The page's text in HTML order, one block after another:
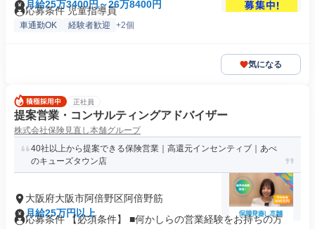
月給25万3400円～26万8400円
応募条件 児童指導員
車通勤OK 経験者歓迎 +2個
気になる
正社員
提案営業・コンサルティングアドバイザー
株式会社保険見直し本舗グループ
40社以上から提案できる保険営業｜高還元インセンティブ｜あべ
のキューズタウン店
大阪府大阪市阿倍野区阿倍野筋
月給25万円以上
応募条件 【必須条件】 ■何かしらの営業経験をお持ちの方